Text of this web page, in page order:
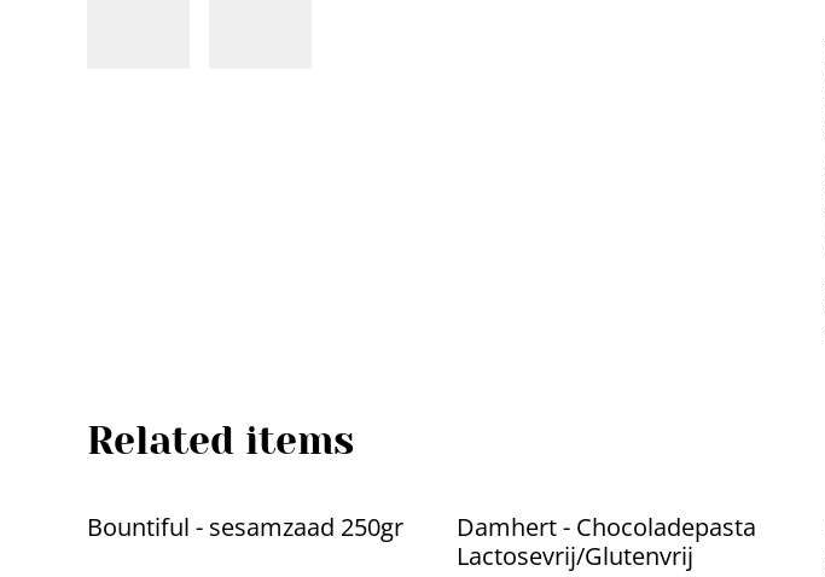
Related items
Bountiful - sesamzaad 250gr
Damhert - Chocoladepasta
Lactosevrij/Glutenvrij